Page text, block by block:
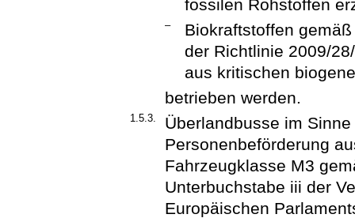
fossilen Rohstoffen
–
Biokraftstoffen
der Richtlinie 2009/
aus kritischen
betrieben werden.
1.5.3.
Überlandbusse im
Personenbeförderung
Fahrzeugklasse M3
Unterbuchstabe iii der
Europäischen